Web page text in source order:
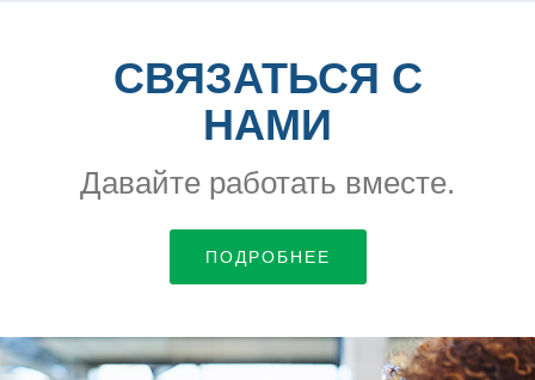
СВЯЗАТЬСЯ С
НАМИ
Давайте работать вместе.
ПОДРОБНЕЕ